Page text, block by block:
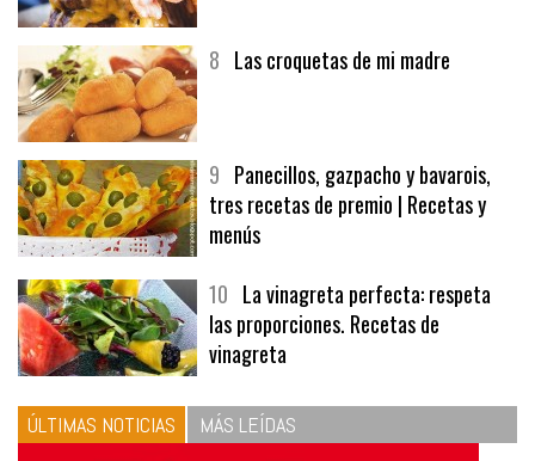
8 Las croquetas de mi madre
9 Panecillos, gazpacho y bavarois,
tres recetas de premio | Recetas y
menús
10 La vinagreta perfecta: respeta
las proporciones. Recetas de
vinagreta
ÚLTIMAS NOTICIAS MÁS LEÍDAS